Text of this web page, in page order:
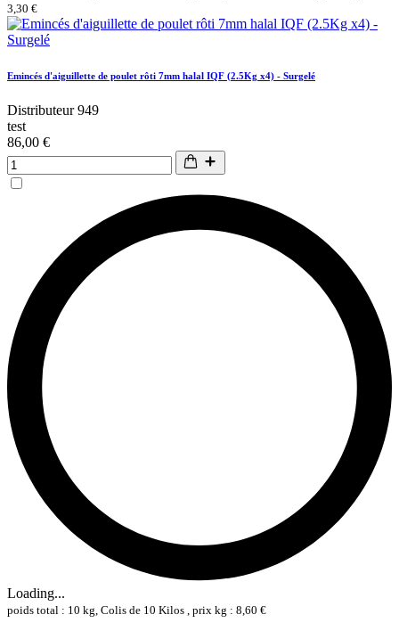
3,30 €
Emincés d'aiguillette de poulet rôti 7mm halal IQF (2.5Kg x4) - Surgelé
Distributeur 949
test
86,00 €
Loading...
poids total : 10 kg, Colis de 10 Kilos , prix kg : 8,60 €